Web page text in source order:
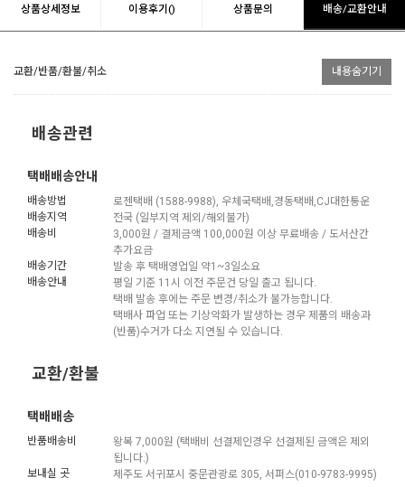
상품상세정보 이용후기() 상품문의 배송/교환안내
교환/반품/환불/취소 내용숨기기
배송관련
택배배송안내
배송방법
로젠택배 (1588-9988), 우체국택배,경동택배,CJ대한통운
배송지역
전국 (일부지역 제외/해외불가)
배송비
3,000원 / 결제금액 100,000원 이상 무료배송 / 도서산간
추가요금
배송기간
발송 후 택배영업일 약1~3일소요
배송안내
평일 기준 11시 이전 주문건 당일 출고 됩니다.
택배 발송 후에는 주문 변경/취소가 불가능합니다.
택배사 파업 또는 기상악화가 발생하는 경우 제품의 배송과
(반품)수거가 다소 지연될 수 있습니다.
교환/환불
택배배송
반품배송비
왕복 7,000원 (택배비 선결제인경우 선결제된 금액은 제외
됩니다.)
보내실 곳
제주도 서귀포시 중문관광로 305, 서퍼스(010-9783-9995)